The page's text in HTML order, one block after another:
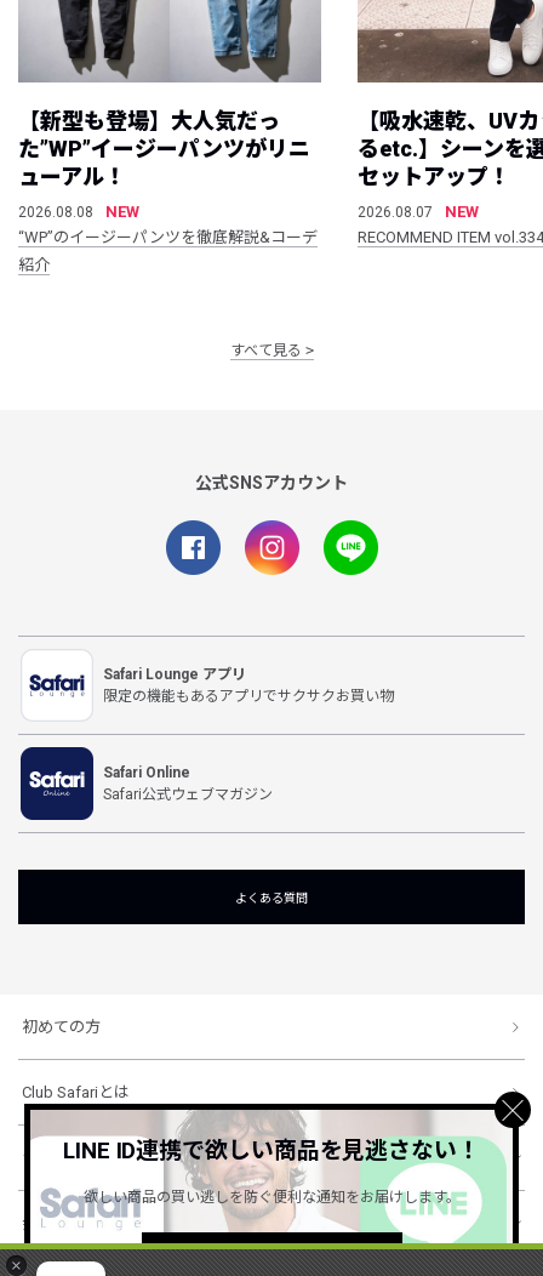
×
【新型も登場】大人気だっ
た”WP”イージーパンツがリニ
ューアル！
2026.08.08
NEW
“WP”のイージーパンツを徹底解説&コーデ
紹介
【吸水速乾、UV
るetc.】シーンを
セットアップ！
2026.08.07
NEW
RECOMMEND ITEM vol.334
すべて見る
公式SNSアカウント
Safari Lounge アプリ
限定の機能もあるアプリでサクサクお買い物
Safari Online
Safari公式ウェブマガジン
よくある質問
初めての方
Club Safariとは
ショッピングガイド
会社概要・規約
LINE ID連携で欲しい商品を見逃さない！
欲しい商品の買い逃しを防ぐ便利な通知をお届けします。
詳しくはこちら ＞